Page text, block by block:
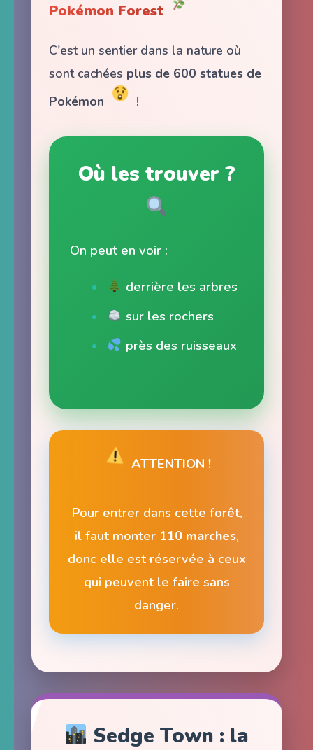
Pokémon Forest
C'est un sentier dans la nature où
sont cachées plus de 600 statues de
Pokémon
!
Où les trouver ?
On peut en voir :
derrière les arbres
sur les rochers
près des ruisseaux
ATTENTION !
Pour entrer dans cette forêt,
il faut monter 110 marches,
donc elle est réservée à ceux
qui peuvent le faire sans
danger.
Sedge Town : la